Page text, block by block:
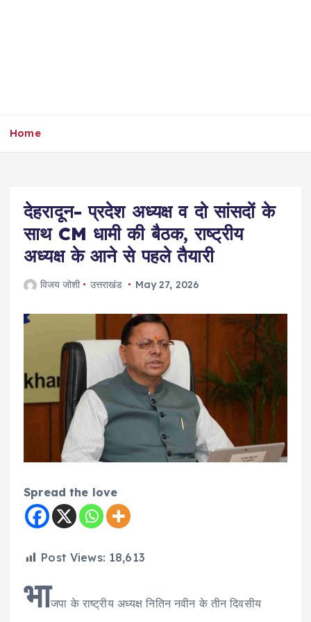
Home
देहरादून- प्रदेश अध्यक्ष व दो सांसदों के
साथ CM धामी की बैठक, राष्ट्रीय
अध्यक्ष के आने से पहले तैयारी
विजय जोशी उत्तराखंड May 27, 2026
Spread the love
Post Views: 18,613
भाजपा के राष्ट्रीय अध्यक्ष नितिन नवीन के तीन दिवसीय